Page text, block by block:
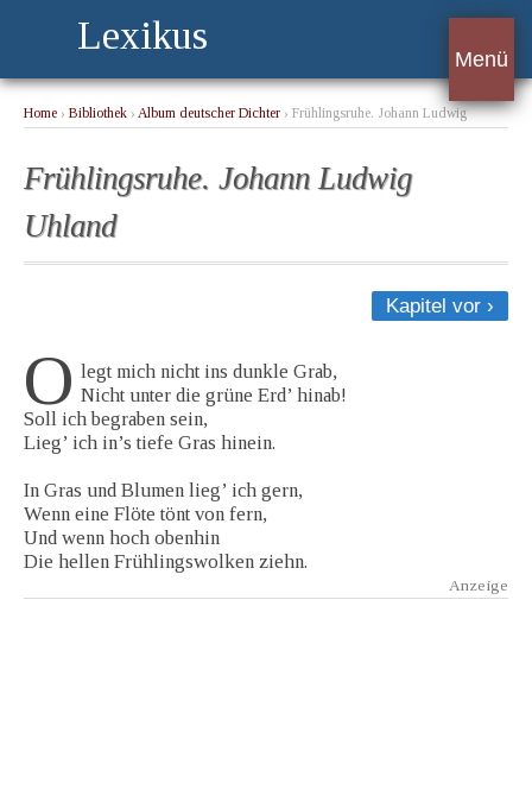
Lexikus
Menü
Home › Bibliothek › Album deutscher Dichter › Frühlingsruhe. Johann Ludwig
Frühlingsruhe. Johann Ludwig
Uhland
Kapitel vor ›
O legt mich nicht ins dunkle Grab,
Nicht unter die grüne Erd’ hinab!
Soll ich begraben sein,
Lieg’ ich in’s tiefe Gras hinein.
In Gras und Blumen lieg’ ich gern,
Wenn eine Flöte tönt von fern,
Und wenn hoch obenhin
Die hellen Frühlingswolken ziehn.